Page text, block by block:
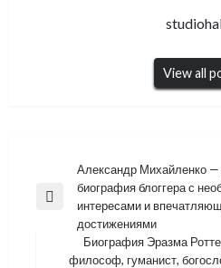
View all
Навигация
по
записям
Previous
Александр Михайленко —
биография блоггера с
интересами и
достижениями
Биография Эразма
философ, гуманист,